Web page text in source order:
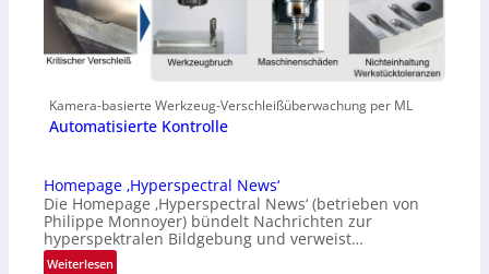
Kamera-basierte Werkzeug-Verschleißüberwachung per ML
Automatisierte Kontrolle
Homepage ‚Hyperspectral News‘
Die Homepage ‚Hyperspectral News‘ (betrieben von
Philippe Monnoyer) bündelt Nachrichten zur
hyperspektralen Bildgebung und verweist…
Weiterlesen: